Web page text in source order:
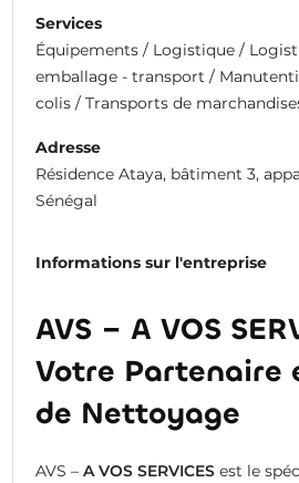
Services
Équipements / Logistique /
emballage - transport /
colis / Transports de
Adresse
Résidence Ataya, bâtiment 3,
Sénégal
Informations sur l'entreprise
AVS – A VOS
Votre Partenaire
de Nettoyage
AVS – A VOS SERVICESest le